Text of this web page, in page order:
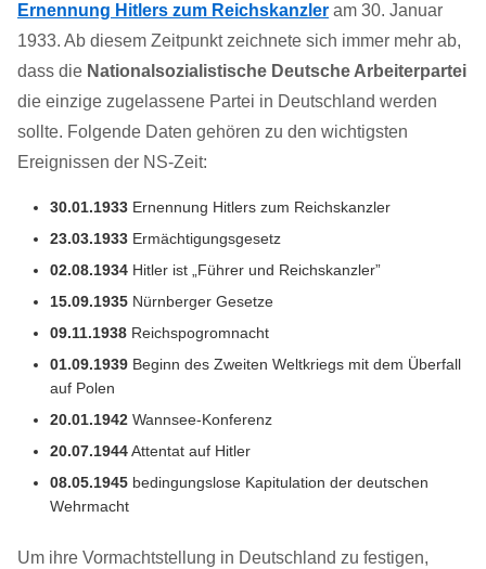
Ernennung Hitlers zum Reichskanzler am 30. Januar
1933. Ab diesem Zeitpunkt zeichnete sich immer mehr ab,
dass die Nationalsozialistische Deutsche Arbeiterpartei
die einzige zugelassene Partei in Deutschland werden
sollte. Folgende Daten gehören zu den wichtigsten
Ereignissen der NS-Zeit:
30.01.1933 Ernennung Hitlers zum Reichskanzler
23.03.1933 Ermächtigungsgesetz
02.08.1934 Hitler ist „Führer und Reichskanzler”
15.09.1935 Nürnberger Gesetze
09.11.1938 Reichspogromnacht
01.09.1939 Beginn des Zweiten Weltkriegs mit dem Überfall
auf Polen
20.01.1942 Wannsee-Konferenz
20.07.1944Attentat auf Hitler
08.05.1945 bedingungslose Kapitulation der deutschen
Wehrmacht
Um ihre Vormachtstellung in Deutschland zu festigen,